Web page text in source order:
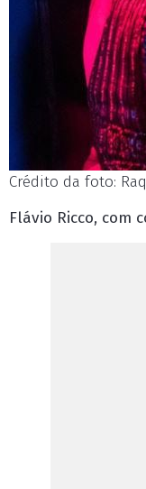
Crédito da foto:
Flávio Ricco, com